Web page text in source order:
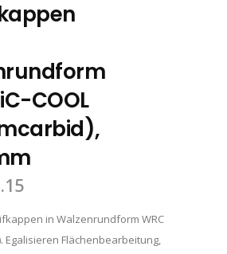
COOL
in Walzenrundform WRC
Egalisieren Flächenbearbeitung,